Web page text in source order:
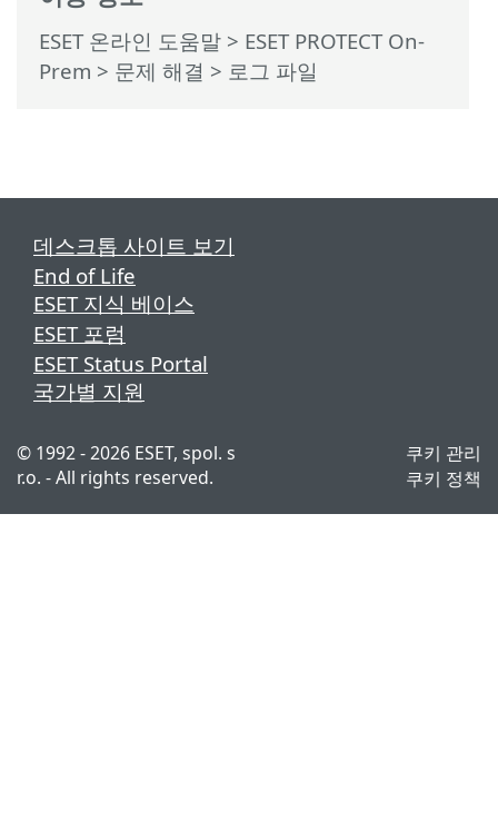
ESET 온라인 도움말 > ESET PROTECT On-
Prem > 문제 해결 > 로그 파일
데스크톱 사이트 보기
End of Life
ESET 지식 베이스
ESET 포럼
ESET Status Portal
국가별 지원
© 1992 - 2026 ESET, spol. s
r.o. - All rights reserved.
쿠키 관리
쿠키 정책